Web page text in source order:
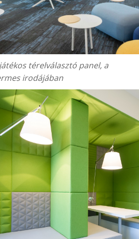
térelválasztó panel, a
irodájában